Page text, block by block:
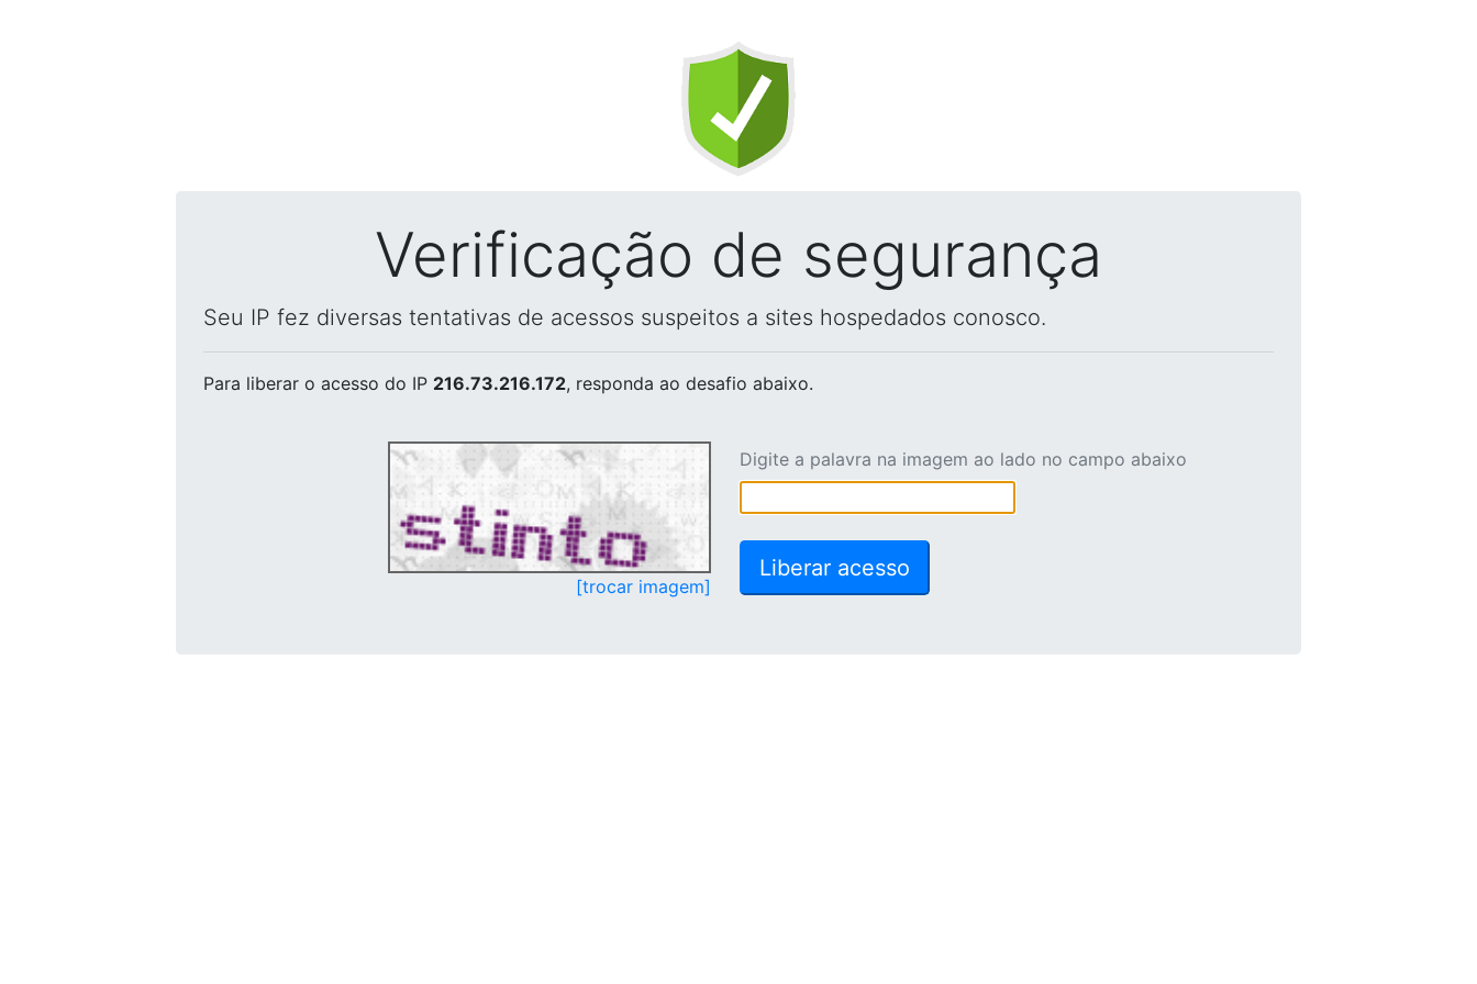
Verificação de segurança
Seu IP fez diversas tentativas de acessos suspeitos a sites hospedados conosco.
Para liberar o acesso do IP 216.73.216.172, responda ao desafio abaixo.
[trocar imagem]
Digite a palavra na imagem ao lado no campo abaixo